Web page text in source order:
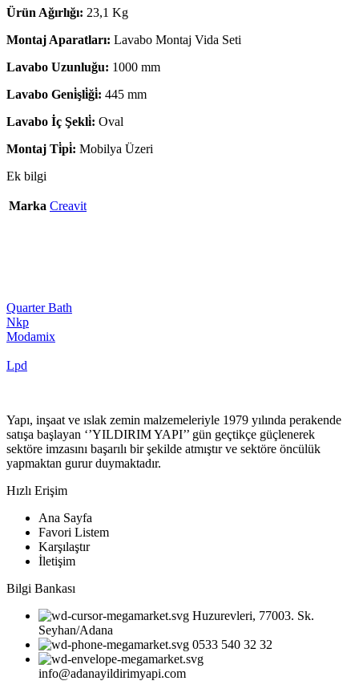
Ürün Ağırlığı: 23,1 Kg
Montaj Aparatları: Lavabo Montaj Vida Seti
Lavabo Uzunluğu: 1000 mm
Lavabo Geni̇şli̇ği̇: 445 mm
Lavabo İç Şekli̇: Oval
Montaj Ti̇pi̇: Mobilya Üzeri
Ek bilgi
Marka Creavit
Quarter Bath
Nkp
Modamix
Lpd
Yapı, inşaat ve ıslak zemin malzemeleriyle 1979 yılında perakende
satışa başlayan ‘’YILDIRIM YAPI’’ gün geçtikçe güçlenerek
sektöre imzasını başarılı bir şekilde atmıştır ve sektöre öncülük
yapmaktan gurur duymaktadır.
Hızlı Erişim
Ana Sayfa
Favori Listem
Karşılaştır
İletişim
Bilgi Bankası
Huzurevleri, 77003. Sk.
Seyhan/Adana
0533 540 32 32
info@adanayildirimyapi.com